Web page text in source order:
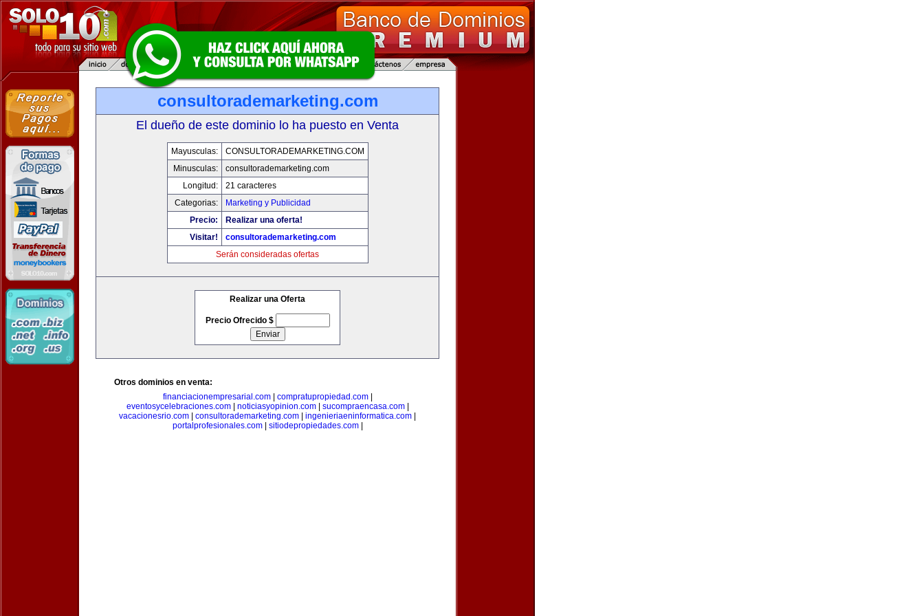
consultorademarketing.com
El dueño de este dominio lo ha puesto en Venta
Mayusculas:
CONSULTORADEMARKETING.COM
Minusculas:
consultorademarketing.com
Longitud:
21 caracteres
Categorias:
Marketing y Publicidad
Precio:
Realizar una oferta!
Visitar!
consultorademarketing.com
Serán consideradas ofertas
Realizar una Oferta
Precio Ofrecido $
Otros dominios en venta:
financiacionempresarial.com| compratupropiedad.com|
eventosycelebraciones.com| noticiasyopinion.com| sucompraencasa.com|
vacacionesrio.com
consultorademarketing.com ingenieriaeninformatica.com
portalprofesionales.com| sitiodepropiedades.com|